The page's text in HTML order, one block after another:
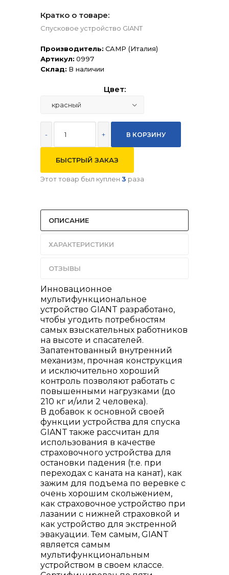
Кратко о товаре:
Спусковое устройство GIANT
Производитель: CAMP (Италия)
Артикул: 0997
Склад: В наличии
Цвет:
- +
БЫСТРЫЙ ЗАКАЗ
Этот товар был куплен 3 раза
ОПИСАНИЕ
ХАРАКТЕРИСТИКИ
ОТЗЫВЫ
Инновационное
мультифункциональное
устройство GIANT разработано,
чтобы угодить потребностям
самых взыскательных работников
на высоте и спасателей.
Запатентованный внутренний
механизм, прочная конструкция
и исключительно хороший
контроль позволяют работать с
повышенными нагрузками (до
210 кг и/или 2 человека).
В добавок к основной своей
функции устройства для спуска
GIANT также рассчитан для
использования в качестве
страховочного устройства для
остановки падения (т.е. при
переходах с каната на канат), как
зажим для подъема по веревке с
очень хорошим скольжением,
как страховочное устройство при
лазании с нижней страховкой и
как устройство для экстренной
эвакуации. Тем самым, GIANT
является самым
мультифункциональным
устройством в своем классе.